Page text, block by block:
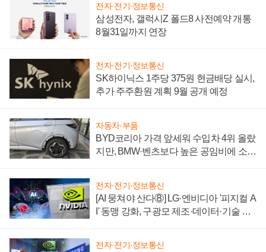
전자·전기·정보통신
삼성전자, 갤럭시Z 폴드8 사전예약 개통
8월31일까지 연장
전자·전기·정보통신
SK하이닉스 1주당 375원 현금배당 실시,
추가 주주환원 계획 9월 공개 예정
자동차·부품
BYD코리아 가격 앞세워 수입차 4위 올랐
지만, BMW·벤츠보다 높은 공임비에 소비
전자·전기·정보통신
[AI 뭉쳐야 산다⑧] LG·엔비디아 '피지컬 A
I' 동맹 강화, 구광모 제조·데이터·기술 결
전자·전기·정보통신